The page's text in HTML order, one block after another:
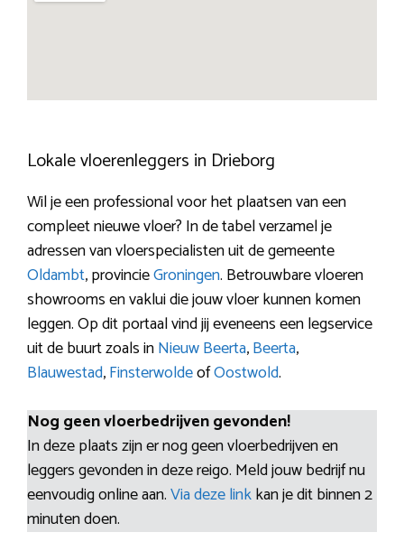
Lokale vloerenleggers in Drieborg
Wil je een professional voor het plaatsen van een
compleet nieuwe vloer? In de tabel verzamel je
adressen van vloerspecialisten uit de gemeente
Oldambt, provincieGroningen. Betrouwbare vloeren
showrooms en vaklui die jouw vloer kunnen komen
leggen. Op dit portaal vind jij eveneens een legservice
uit de buurt zoals inNieuw Beerta,Beerta,
Blauwestad,FinsterwoldeofOostwold.
Nog geen vloerbedrijven gevonden!
In deze plaats zijn er nog geen vloerbedrijven en
leggers gevonden in deze reigo. Meld jouw bedrijf nu
eenvoudig online aan.Via deze linkkan je dit binnen 2
minuten doen.